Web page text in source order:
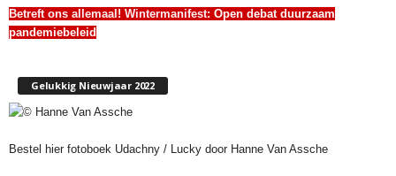
Betreft ons allemaal! Wintermanifest: Open debat duurzaam
pandemiebeleid
Gelukkig Nieuwjaar 2022
Bestel hier fotoboek Udachny / Lucky door Hanne Van Assche